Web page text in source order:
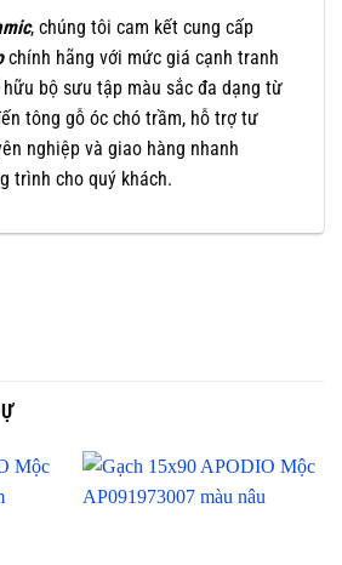
, chúng tôi cam kết cung cấp
chính hãng với mức giá cạnh tranh
bộ sưu tập màu sắc đa dạng từ
tông gỗ óc chó trầm, hỗ trợ tư
nghiệp và giao hàng nhanh
trình cho quý khách.